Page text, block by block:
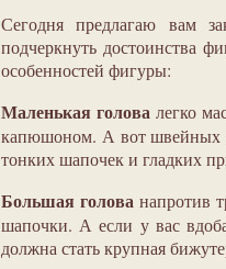
Сегодня предлагаю вам
подчеркнуть достоинства
особенностей фигуры:
Маленькая голова легко
капюшоном. А вот швейных
тонких шапочек и гладких
Большая голова напротив
шапочки. А если у вас
должна стать крупная